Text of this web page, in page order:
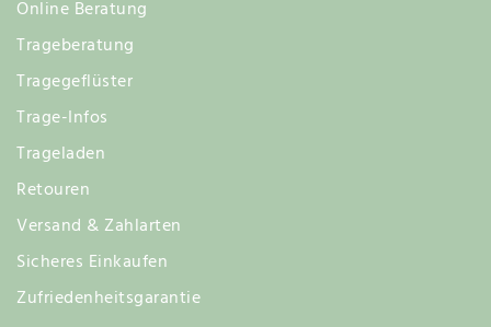
Online Beratung
Trageberatung
Tragegeflüster
Trage-Infos
Trageladen
Retouren
Versand & Zahlarten
Sicheres Einkaufen
Zufriedenheitsgarantie